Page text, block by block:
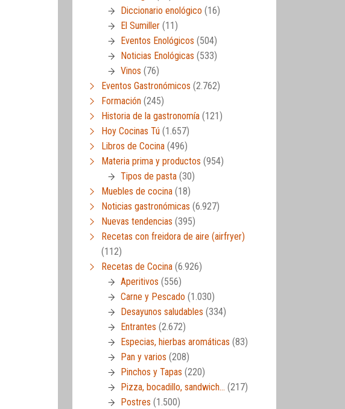
Diccionario enológico (16)
El Sumiller (11)
Eventos Enológicos (504)
Noticias Enológicas (533)
Vinos (76)
Eventos Gastronómicos (2.762)
Formación (245)
Historia de la gastronomía (121)
Hoy Cocinas Tú (1.657)
Libros de Cocina (496)
Materia prima y productos (954)
Tipos de pasta (30)
Muebles de cocina (18)
Noticias gastronómicas (6.927)
Nuevas tendencias (395)
Recetas con freidora de aire (airfryer)
(112)
Recetas de Cocina (6.926)
Aperitivos (556)
Carne y Pescado (1.030)
Desayunos saludables (334)
Entrantes (2.672)
Especias, hierbas aromáticas (83)
Pan y varios (208)
Pinchos y Tapas (220)
Pizza, bocadillo, sandwich… (217)
Postres (1.500)